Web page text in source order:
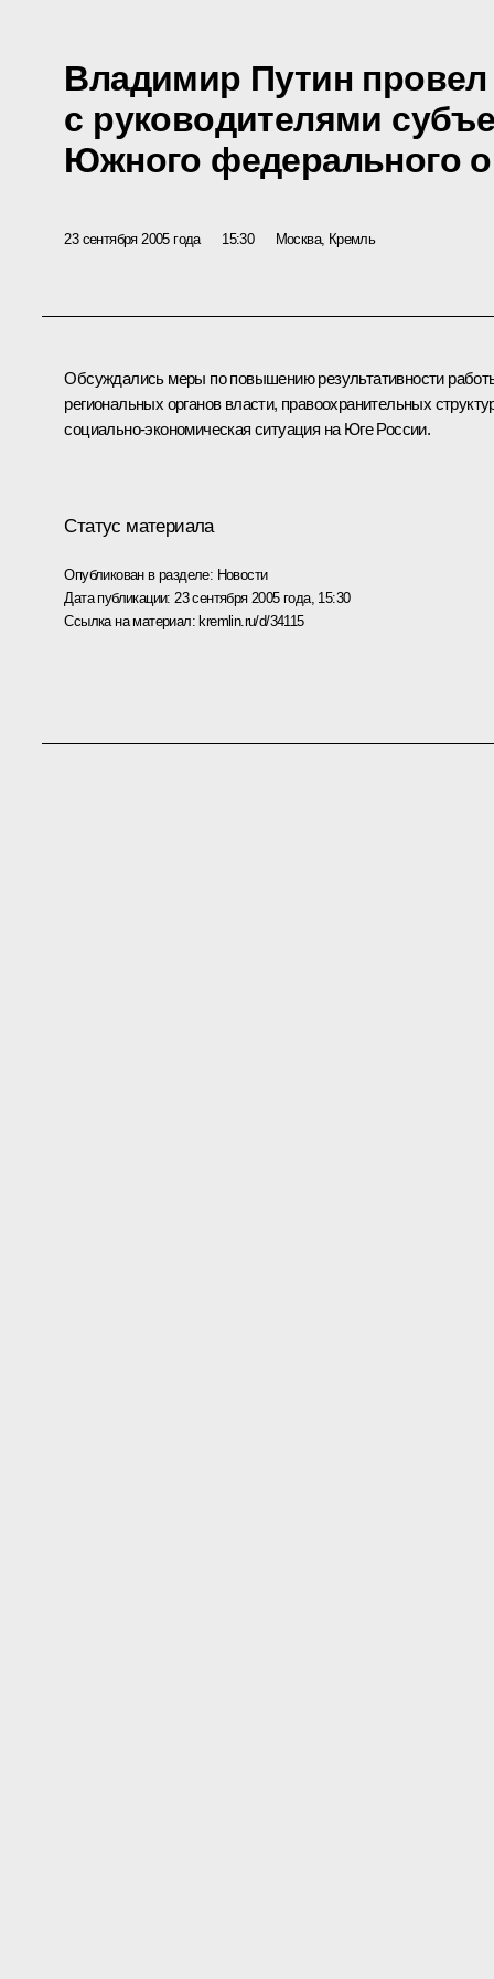
Владимир Путин
с руководителями
Южного федерального
23 сентября 2005 года 15:30 Москва, Кремль
Обсуждались меры по повышению результативности
региональных органов власти, правоохранительных
социально-экономическая ситуация на Юге России.
Статус материала
Опубликован в разделе: Новости
Дата публикации: 23 сентября 2005 года, 15:30
Ссылка на материал:kremlin.ru/d/34115